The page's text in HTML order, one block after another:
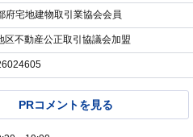
府宅地建物取引業協会会員
区不動産公正取引協議会加盟
PRコメントを見る